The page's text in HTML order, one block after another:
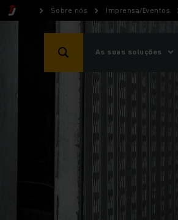
Sobre nós Imprensa/Eventos
As suas soluções